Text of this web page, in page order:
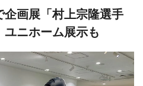
画展「村上宗隆選手
ニホーム展示も